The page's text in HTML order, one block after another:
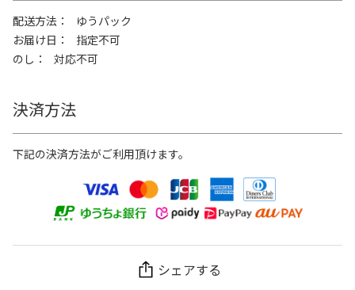
配送方法
ゆうパック
お届け日
指定不可
のし
対応不可
決済方法
下記の決済方法がご利用頂けます。
シェアする